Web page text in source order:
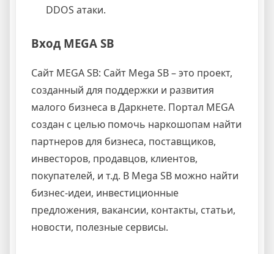
DDOS атаки.
Вход MEGA SB
Сайт MEGA SB: Сайт Mega SB – это проект,
созданный для поддержки и развития
малого бизнеса в Даркнете. Портал MEGA
создан с целью помочь наркошопам найти
партнеров для бизнеса, поставщиков,
инвесторов, продавцов, клиентов,
покупателей, и т.д. В Mega SB можно найти
бизнес-идеи, инвестиционные
предложения, вакансии, контакты, статьи,
новости, полезные сервисы.